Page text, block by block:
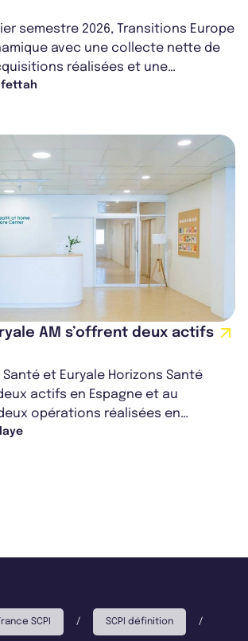
semestre 2026, Transitions Europe
avec une collecte nette de
réalisées et une
à 1,38 Md€....
AM s’offrent deux actifs
Santé et Euryale Horizons Santé
actifs en Espagne et au
opérations réalisées en
co-acquisitions permettent a...
SCPI / SCPI définition /